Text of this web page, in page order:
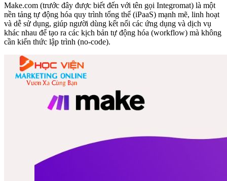
Make.com (trước đây được biết đến với tên gọi Integromat) là một
nền tảng tự động hóa quy trình tổng thể (iPaaS) mạnh mẽ, linh hoạt
và dễ sử dụng, giúp người dùng kết nối các ứng dụng và dịch vụ
khác nhau để tạo ra các kịch bản tự động hóa (workflow) mà không
cần kiến thức lập trình (no-code).